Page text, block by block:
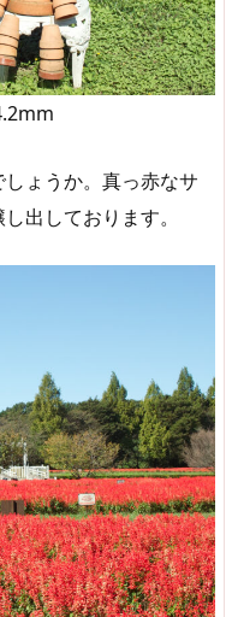
ょうか。真っ赤なサ
出しております。